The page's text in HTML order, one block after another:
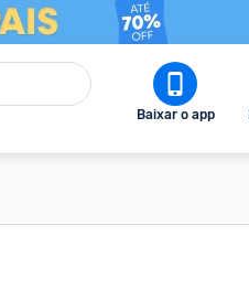
Baixar o app